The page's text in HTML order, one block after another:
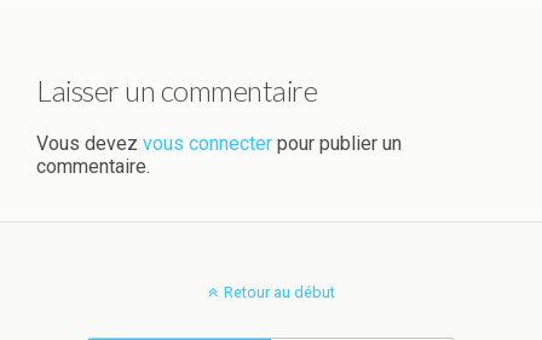
Laisser un commentaire
Vous devez vous connecter pour publier un
commentaire.
Retour au début